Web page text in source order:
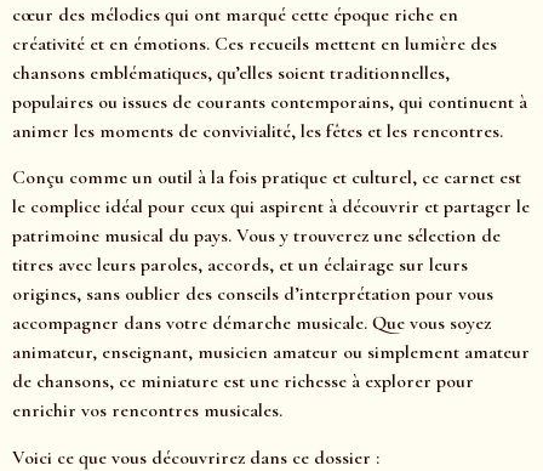
cœur des mélodies qui ont marqué cette époque riche en
créativité et en émotions. Ces recueils mettent en lumière des
chansons emblématiques, qu’elles soient traditionnelles,
populaires ou issues de courants contemporains, qui continuent à
animer les moments de convivialité, les fêtes et les rencontres.
Conçu comme un outil à la fois pratique et culturel, ce carnet est
le complice idéal pour ceux qui aspirent à découvrir et partager le
patrimoine musical du pays. Vous y trouverez une sélection de
titres avec leurs paroles, accords, et un éclairage sur leurs
origines, sans oublier des conseils d’interprétation pour vous
accompagner dans votre démarche musicale. Que vous soyez
animateur, enseignant, musicien amateur ou simplement amateur
de chansons, ce miniature est une richesse à explorer pour
enrichir vos rencontres musicales.
Voici ce que vous découvrirez dans ce dossier :